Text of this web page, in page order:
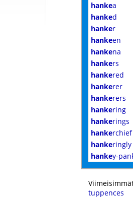
hankea
hanked
hanker
hankeen
hankena
hankers
hankered
hankerer
hankerers
hankering
hankerings
hankerchief
hankeringly
hankey-
tuppences